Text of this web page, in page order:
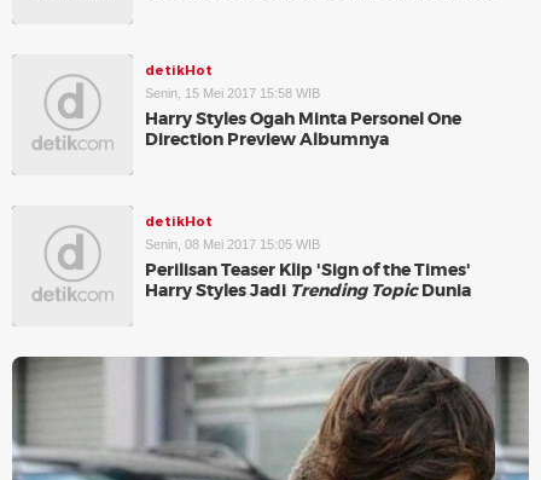
detikHot
Senin, 15 Mei 2017 15:58 WIB
Harry Styles Ogah Minta Personel One
Direction Preview Albumnya
detikHot
Senin, 08 Mei 2017 15:05 WIB
Perilisan Teaser Klip 'Sign of the Times'
Harry Styles Jadi Trending TopicDunia